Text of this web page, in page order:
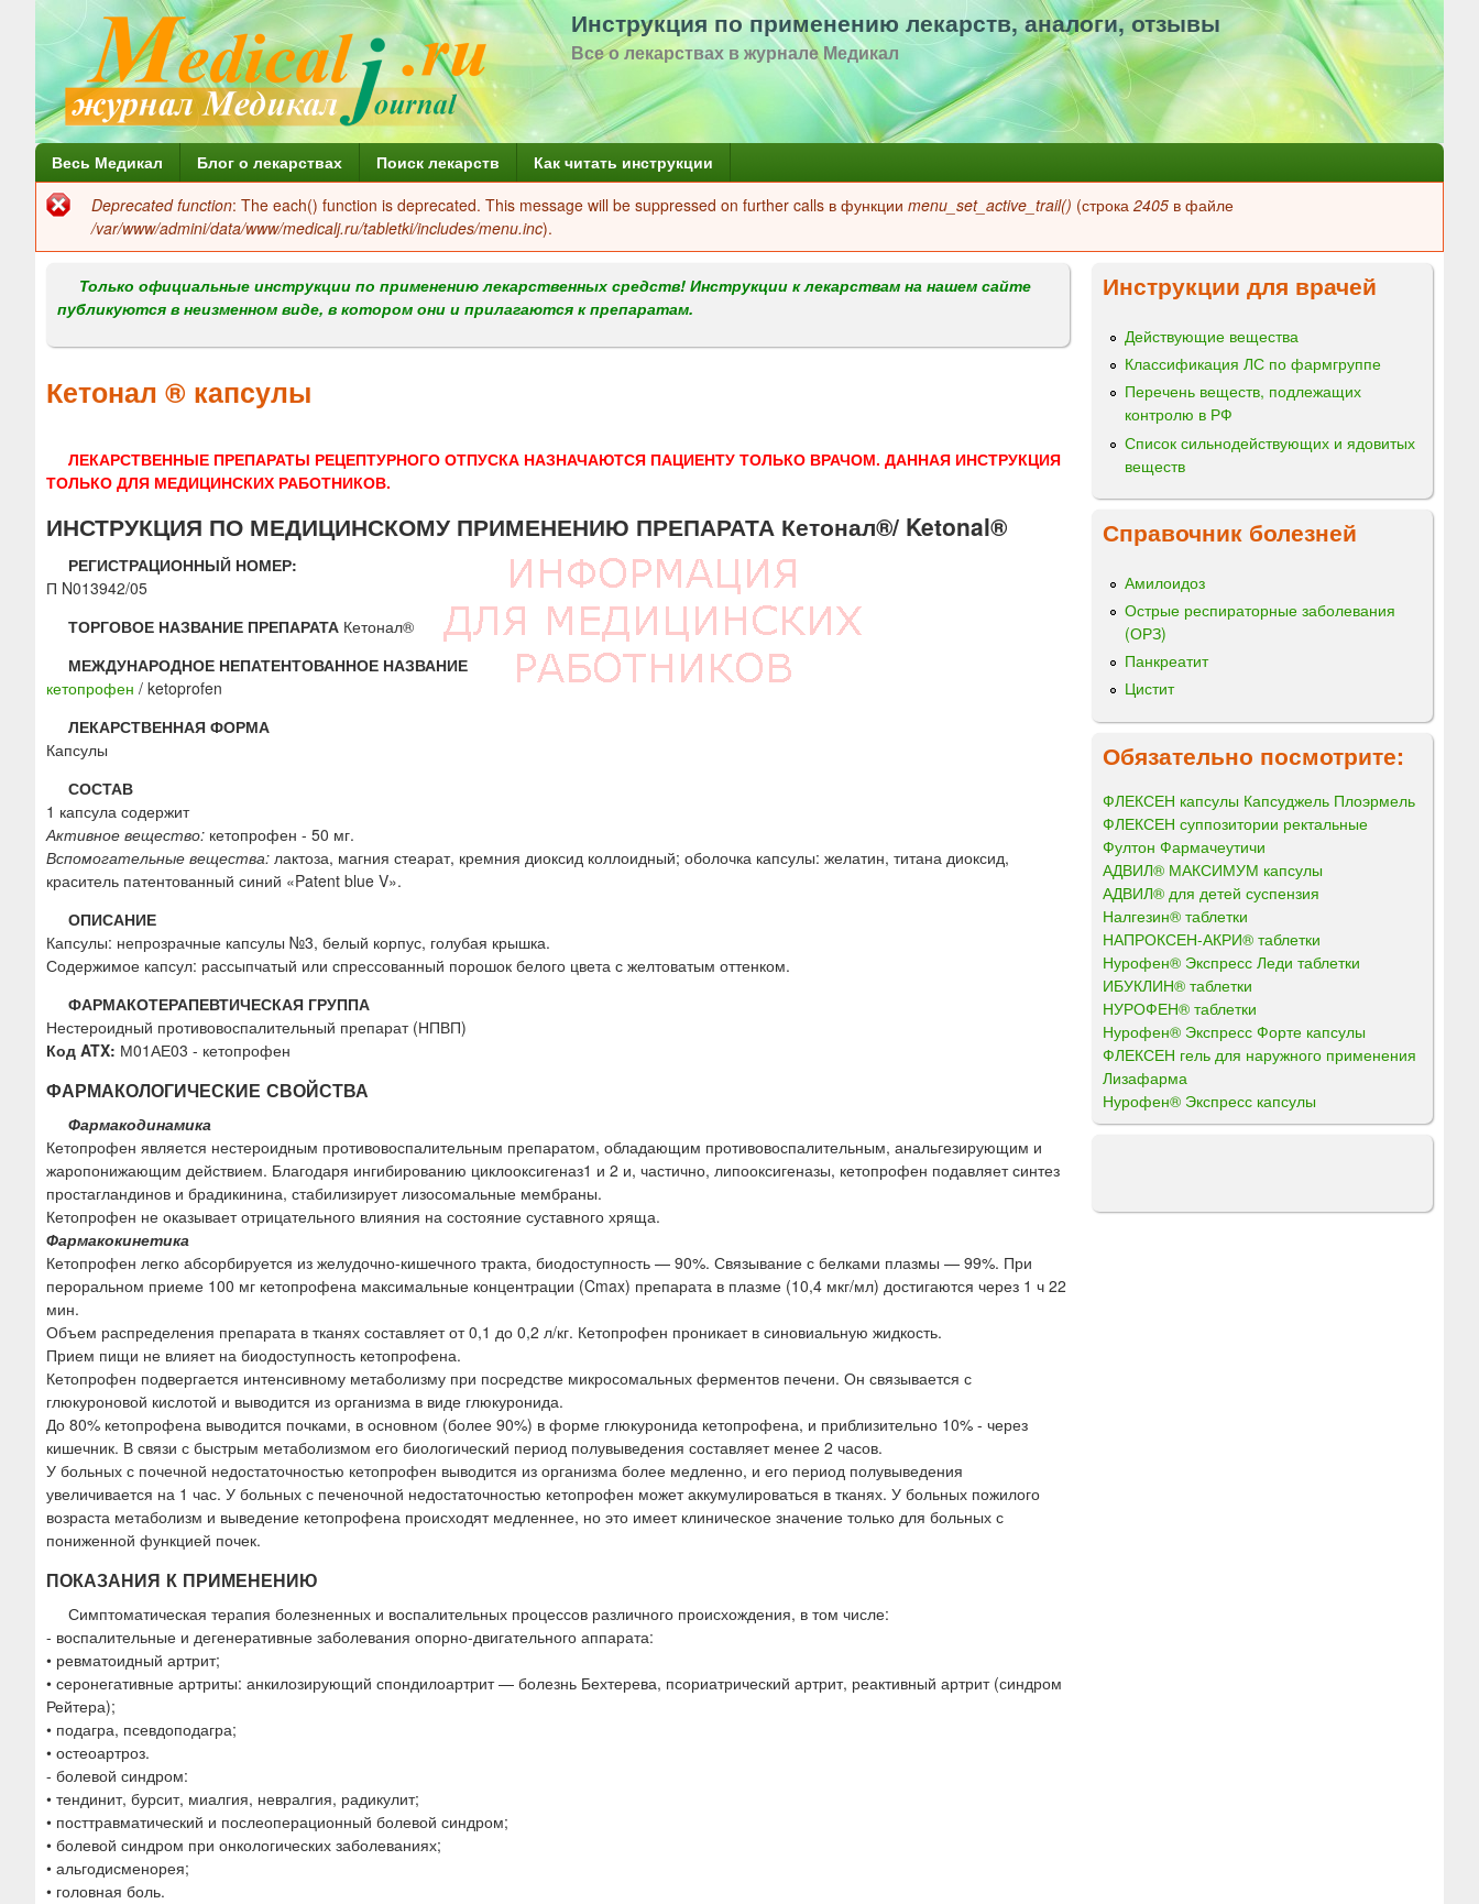
Перейти
к
содержанию
Инструкция по применению лекарств, аналоги, отзывы
Все о лекарствах в журнале Медикал
Г
л
н
м
н
Весь Медикал Блог о лекарствах Поиск лекарств Как читать инструкции
Сообщение
об
ошибке
Deprecated function: The each() function is deprecated. This message will be suppressed on further calls в функции menu_set_active_trail() (строка 2405 в файле
/var/www/admini/data/www/medicalj.ru/tabletki/includes/menu.inc).
Только официальные инструкции по применению лекарственных средств! Инструкции к лекарствам на нашем сайте
публикуются в неизменном виде, в котором они и прилагаются к препаратам.
Кетонал ® капсулы
ЛЕКАРСТВЕННЫЕ ПРЕПАРАТЫ РЕЦЕПТУРНОГО ОТПУСКА НАЗНАЧАЮТСЯ ПАЦИЕНТУ ТОЛЬКО ВРАЧОМ. ДАННАЯ ИНСТРУКЦИЯ
ТОЛЬКО ДЛЯ МЕДИЦИНСКИХ РАБОТНИКОВ.
ИНСТРУКЦИЯ ПО МЕДИЦИНСКОМУ ПРИМЕНЕНИЮ ПРЕПАРАТА Кетонал®/ Ketonal®
РЕГИСТРАЦИОННЫЙ НОМЕР:
П N013942/05
ТОРГОВОЕ НАЗВАНИЕ ПРЕПАРАТА Кетонал®
МЕЖДУНАРОДНОЕ НЕПАТЕНТОВАННОЕ НАЗВАНИЕ
кетопрофен / ketoprofen
ЛЕКАРСТВЕННАЯ ФОРМА
Капсулы
СОСТАВ
1 капсула содержит
Активное вещество: кетопрофен - 50 мг.
Вспомогательные вещества: лактоза, магния стеарат, кремния диоксид коллоидный; оболочка капсулы: желатин, титана диоксид,
краситель патентованный синий «Patent blue V».
ОПИСАНИЕ
Капсулы: непрозрачные капсулы №3, белый корпус, голубая крышка.
Содержимое капсул: рассыпчатый или спрессованный порошок белого цвета с желтоватым оттенком.
ФАРМАКОТЕРАПЕВТИЧЕСКАЯ ГРУППА
Нестероидный противовоспалительный препарат (НПВП)
Код ATX: М01АЕ03 - кетопрофен
ФАРМАКОЛОГИЧЕСКИЕ СВОЙСТВА
Фармакодинамика
Кетопрофен является нестероидным противовоспалительным препаратом, обладающим противовоспалительным, анальгезирующим и
жаропонижающим действием. Благодаря ингибированию циклооксигеназ1 и 2 и, частично, липооксигеназы, кетопрофен подавляет синтез
простагландинов и брадикинина, стабилизирует лизосомальные мембраны.
Кетопрофен не оказывает отрицательного влияния на состояние суставного хряща.
Фармакокинетика
Кетопрофен легко абсорбируется из желудочно-кишечного тракта, биодоступность — 90%. Связывание с белками плазмы — 99%. При
пероральном приеме 100 мг кетопрофена максимальные концентрации (Cmax) препарата в плазме (10,4 мкг/мл) достигаются через 1 ч 22
мин.
Объем распределения препарата в тканях составляет от 0,1 до 0,2 л/кг. Кетопрофен проникает в синовиальную жидкость.
Прием пищи не влияет на биодоступность кетопрофена.
Кетопрофен подвергается интенсивному метаболизму при посредстве микросомальных ферментов печени. Он связывается с
глюкуроновой кислотой и выводится из организма в виде глюкуронида.
До 80% кетопрофена выводится почками, в основном (более 90%) в форме глюкуронида кетопрофена, и приблизительно 10% - через
кишечник. В связи с быстрым метаболизмом его биологический период полувыведения составляет менее 2 часов.
У больных с почечной недостаточностью кетопрофен выводится из организма более медленно, и его период полувыведения
увеличивается на 1 час. У больных с печеночной недостаточностью кетопрофен может аккумулироваться в тканях. У больных пожилого
возраста метаболизм и выведение кетопрофена происходят медленнее, но это имеет клиническое значение только для больных с
пониженной функцией почек.
ПОКАЗАНИЯ К ПРИМЕНЕНИЮ
Симптоматическая терапия болезненных и воспалительных процессов различного происхождения, в том числе:
- воспалительные и дегенеративные заболевания опорно-двигательного аппарата:
• ревматоидный артрит;
• серонегативные артриты: анкилозирующий спондилоартрит — болезнь Бехтерева, псориатрический артрит, реактивный артрит (синдром
Рейтера);
• подагра, псевдоподагра;
• остеоартроз.
- болевой синдром:
• тендинит, бурсит, миалгия, невралгия, радикулит;
• посттравматический и послеоперационный болевой синдром;
• болевой синдром при онкологических заболеваниях;
• альгодисменорея;
• головная боль.
Инструкции для врачей
Действующие вещества
Классификация ЛС по фармгруппе
Перечень веществ, подлежащих
контролю в РФ
Список сильнодействующих и ядовитых
веществ
Справочник болезней
Амилоидоз
Острые респираторные заболевания
(ОРЗ)
Панкреатит
Цистит
Обязательно посмотрите:
ФЛЕКСЕН капсулы Капсуджель Плоэрмель
ФЛЕКСЕН суппозитории ректальные
Фултон Фармачеутичи
АДВИЛ® МАКСИМУМ капсулы
АДВИЛ® для детей суспензия
Налгезин® таблетки
НАПРОКСЕН-АКРИ® таблетки
Нурофен® Экспресс Леди таблетки
ИБУКЛИН® таблетки
НУРОФЕН® таблетки
Нурофен® Экспресс Форте капсулы
ФЛЕКСЕН гель для наружного применения
Лизафарма
Нурофен® Экспресс капсулы